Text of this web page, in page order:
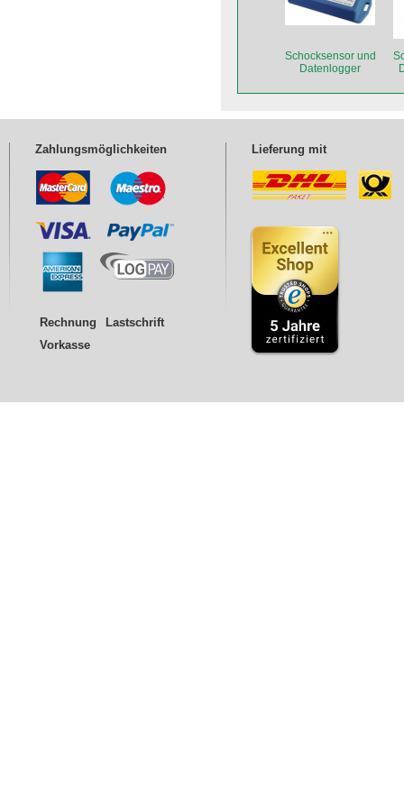
Schocksensor und
Datenlogger
als Einzelgerät
Zahlungsmöglichkeiten
Rechnung
Lastschrift
Vorkasse
Lieferung mit